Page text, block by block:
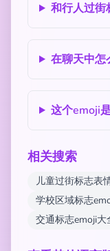
和行人过街
在聊天中怎
这个emoji
相关搜索
儿童过街标志表
学校区域标志
交通标志emoji大